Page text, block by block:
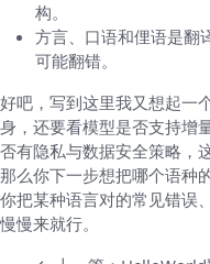
构。
方言、口语和俚语是翻
可能翻错。
好吧，写到这里我又想起一
身，还要看模型是否支持增
否有隐私与数据安全策略，
那么你下一步想把哪个语种
你把某种语言对的常见错误
慢慢来就行。